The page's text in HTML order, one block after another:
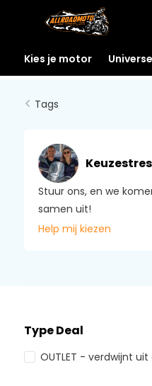
Kies je motor
Tags
Stuur ons, en we
samen uit!
Help mij kiezen
Type Deal
OUTLET - verdwijnt